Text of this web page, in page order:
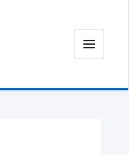
WIDGETS